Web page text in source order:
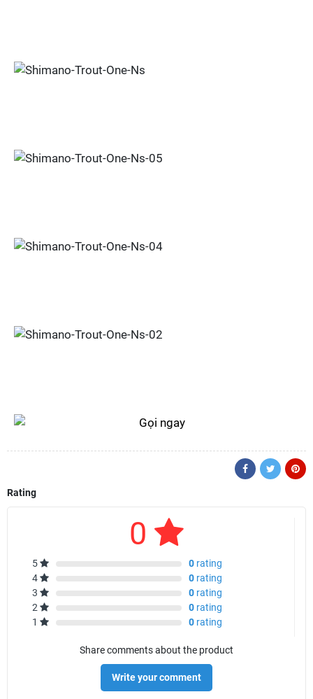
Rating
0
5 0 rating
4
0 rating
3
0 rating
2
0 rating
1
0 rating
Share comments about the product
Write your comment